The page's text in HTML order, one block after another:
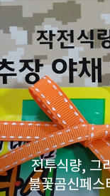
전투식량, 그
불꽃곰신페스